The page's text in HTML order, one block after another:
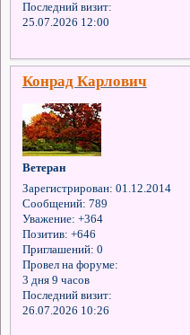
Последний визит:
25.07.2026 12:00
Конрад Карлович
Ветеран
Зарегистрирован: 01.12.2014
Сообщений: 789
Уважение: +364
Позитив: +646
Приглашений: 0
Провел на форуме:
3 дня 9 часов
Последний визит:
26.07.2026 10:26